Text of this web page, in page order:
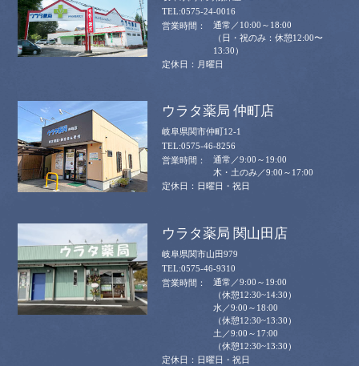
0575-24-0016
通常／10:00～18:00
（日・祝のみ：休憩12:00〜
13:30）
月曜日
ウラタ薬局 仲町店
岐阜県関市仲町12-1
0575-46-8256
通常／9:00～19:00
木・土のみ／9:00～17:00
日曜日・祝日
ウラタ薬局 関山田店
岐阜県関市山田979
0575-46-9310
通常／9:00～19:00
（休憩12:30~14:30）
水／9:00～18:00
（休憩12:30~13:30）
土／9:00～17:00
（休憩12:30~13:30）
日曜日・祝日